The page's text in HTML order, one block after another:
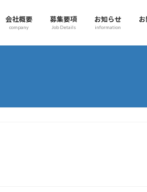
会社概要
company
募集要項
Job Details
お知らせ
information